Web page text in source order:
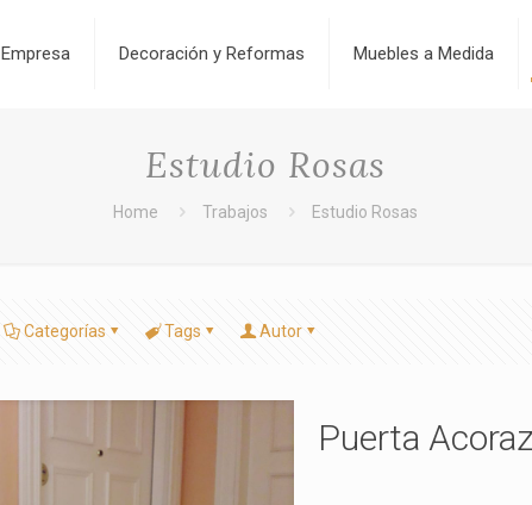
Empresa Decoración y Reformas Muebles a Medida
Estudio Rosas
Home Trabajos Estudio Rosas
Categorías Tags Autor
Puerta